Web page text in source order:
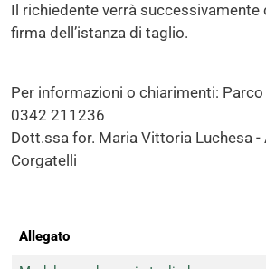
Il richiedente verrà
firma dell’istanza di taglio.
Per informazioni o chiarimenti:
0342 211236
Dott.ssa for. Maria Vittoria Luchesa -
Corgatelli
Allegato